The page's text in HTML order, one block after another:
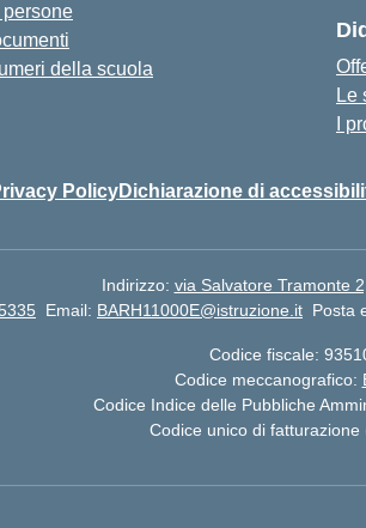
persone
della scuola
Le
I
PolicyDichiarazione di
Indirizzo: via Salvatore Tramonte
Email: BARH11000E@istruzione.it Posta
Codice fiscale:
Codice meccanografico:
Codice Indice delle Pubbliche
Codice unico di fatturazione